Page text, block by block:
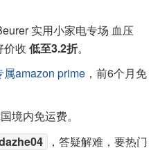
实用小家电专场 血压
价收 低至3.2折。
amazon prime ，前6个月免
境内免运费。
，答疑解难，要热门